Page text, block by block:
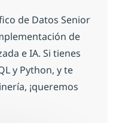
de Datos Senior
de
e IA. Si tienes
y Python, y te
¡queremos